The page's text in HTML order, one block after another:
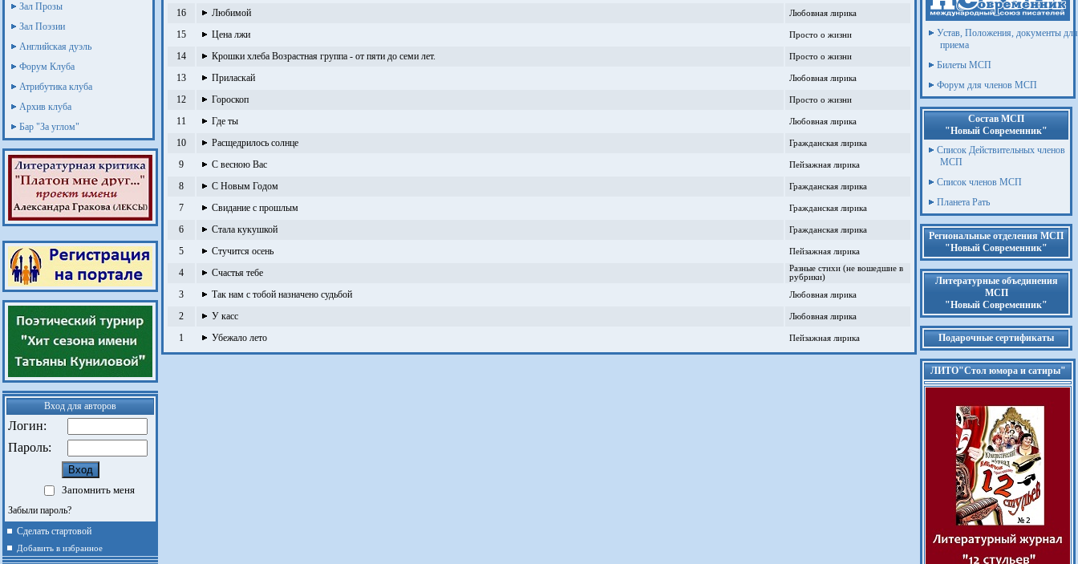
Зал Прозы
Зал Поэзии
Английская дуэль
Форум Клуба
Атрибутика клуба
Архив клуба
Бар "За углом"
Вход для авторов
Логин:
Пароль:
Запомнить меня
Забыли пароль?
Сделать стартовой
Добавить в избранное
16 Любимой Любовная лирика
15 Цена лжи Просто о жизни
14 Крошки хлеба Возрастная группа - от пяти до семи лет. Просто о жизни
13 Приласкай Любовная лирика
12 Гороскоп Просто о жизни
11 Где ты Любовная лирика
10 Расщедрилось солнце Гражданская лирика
9 С весною Вас Пейзажная лирика
8 С Новым Годом Гражданская лирика
7 Свидание с прошлым Гражданская лирика
6 Стала кукушкой Гражданская лирика
5 Стучится осень Пейзажная лирика
4 Счастья тебе
Разные стихи (не вошедшие в
рубрики)
3 Так нам с тобой назначено судьбой Любовная лирика
2 У касс Любовная лирика
1 Убежало лето Пейзажная лирика
Устав, Положения, документы для
приема
Билеты МСП
Форум для членов МСП
Состав МСП
"Новый Современник"
Список Действительных членов
МСП
Список членов МСП
Планета Рать
Региональные отделения МСП
"Новый Современник"
Литературные объединения
МСП
"Новый Современник"
Подарочные сертификаты
ЛИТО"Стол юмора и сатиры"